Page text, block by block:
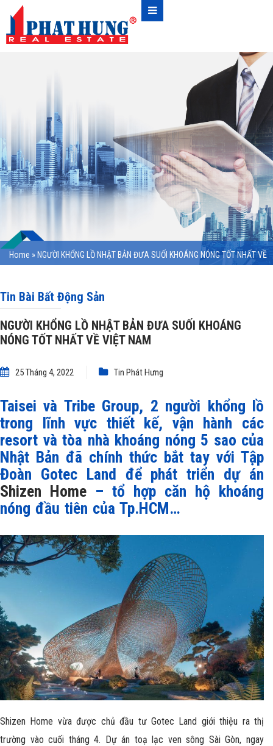
Home » NGƯỜI KHỔNG LỒ NHẬT BẢN ĐƯA SUỐI KHOÁNG NÓNG TỐT NHẤT VỀ
Tin Bài Bất Động Sản
NGƯỜI KHỔNG LỒ NHẬT BẢN ĐƯA SUỐI KHOÁNG
NÓNG TỐT NHẤT VỀ VIỆT NAM
25 Tháng 4, 2022 Tin Phát Hưng
Taisei và Tribe Group, 2 người khổng lồ
trong lĩnh vực thiết kế, vận hành các
resort và tòa nhà khoáng nóng 5 sao của
Nhật Bản đã chính thức bắt tay với Tập
Đoàn Gotec Land để phát triển dự án
Shizen Home – tổ hợp căn hộ khoáng
nóng đầu tiên của Tp.HCM…
Shizen Home vừa được chủ đầu tư Gotec Land giới thiệu ra thị
trường vào cuối tháng 4. Dự án toạ lạc ven sông Sài Gòn, ngay